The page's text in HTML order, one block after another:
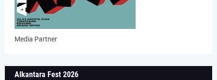
Media Partner
Alkantara Fest 2026